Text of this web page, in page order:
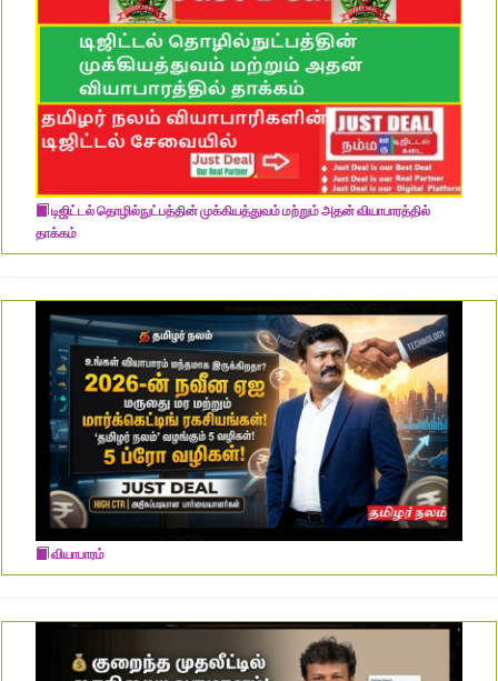
டிஜிட்டல் தொழில்நுட்பத்தின் முக்கியத்துவம் மற்றும் அதன் வியாபாரத்தில்
தாக்கம்
வியாபாரம்